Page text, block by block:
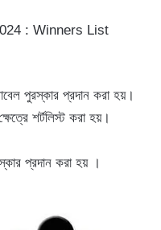
: Winners List
পুরস্কার প্রদান করা হয়।
শর্টলিস্ট করা হয়।
প্রদান করা হয় ।